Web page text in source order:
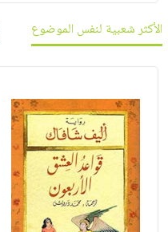
الأكثر شعبية لنفس الموضوع